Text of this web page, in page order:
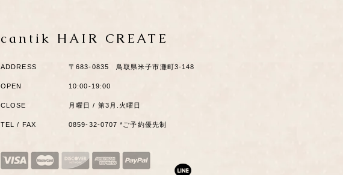
cantik HAIR CREATE
ADDRESS ​〒683-0835 鳥取県米子市灘町3-148
OPEN 10:00-19:00
CLOSE 月曜日 / 第3月.火曜日
TEL / FAX 0859-32-0707 *ご予約優先制